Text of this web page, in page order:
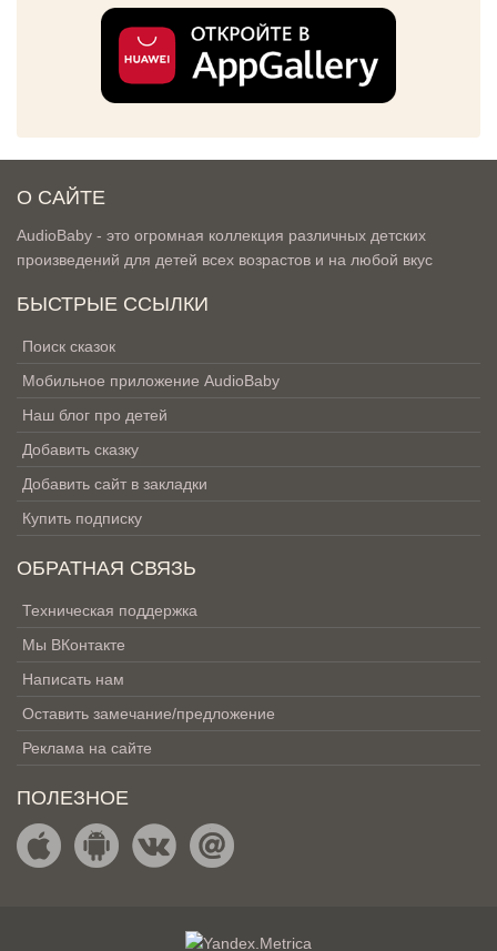
О САЙТЕ
AudioBaby - это огромная коллекция различных детских
произведений для детей всех возрастов и на любой вкус
БЫСТРЫЕ ССЫЛКИ
Поиск сказок
Мобильное приложение AudioBaby
Наш блог про детей
Добавить сказку
Добавить сайт в закладки
Купить подписку
ОБРАТНАЯ СВЯЗЬ
Техническая поддержка
Мы ВКонтакте
Написать нам
Оставить замечание/предложение
Реклама на сайте
ПОЛЕЗНОЕ